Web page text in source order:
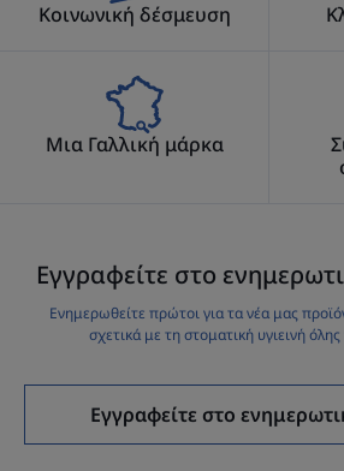
Κοινωνική δέσμευση
Μια Γαλλική μάρκα
Εγγραφείτε στο
Ενημερωθείτε πρώτοι για τα νέα μας
σχετικά με τη στοματική υγιεινή όλης
Εγγραφείτε στο